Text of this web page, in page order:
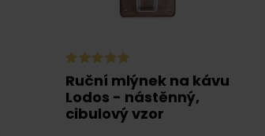
Ruční mlýnek na kávu
Lodos - nástěnný,
cibulový vzor